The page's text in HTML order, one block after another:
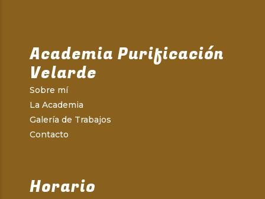
Academia Purificación
Velarde
Sobre mí
La Academia
Galería de Trabajos
Contacto
Horario